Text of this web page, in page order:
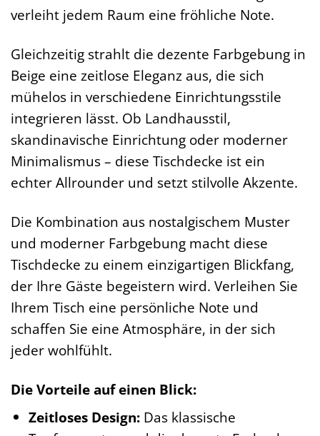
verleiht jedem Raum eine fröhliche Note.
Gleichzeitig strahlt die dezente Farbgebung in
Beige eine zeitlose Eleganz aus, die sich
mühelos in verschiedene Einrichtungsstile
integrieren lässt. Ob Landhausstil,
skandinavische Einrichtung oder moderner
Minimalismus – diese Tischdecke ist ein
echter Allrounder und setzt stilvolle Akzente.
Die Kombination aus nostalgischem Muster
und moderner Farbgebung macht diese
Tischdecke zu einem einzigartigen Blickfang,
der Ihre Gäste begeistern wird. Verleihen Sie
Ihrem Tisch eine persönliche Note und
schaffen Sie eine Atmosphäre, in der sich
jeder wohlfühlt.
Die Vorteile auf einen Blick:
Zeitloses Design:Das klassische